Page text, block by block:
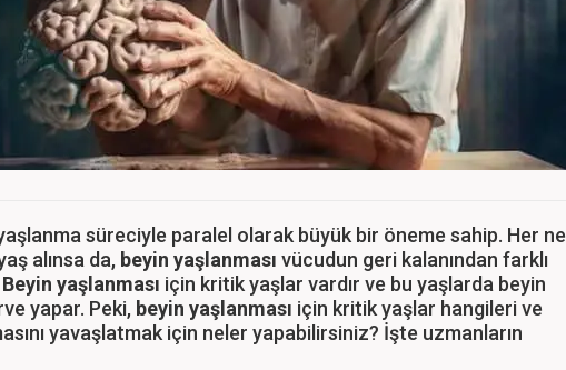
yaşlanma süreciyle paralel olarak büyük bir öneme sahip. Her ne
alınsa da, beyin yaşlanması vücudun geri kalanından farklı
Beyin yaşlanması için kritik yaşlar vardır ve bu yaşlarda beyin
yapar. Peki, beyin yaşlanması için kritik yaşlar hangileri ve
yavaşlatmak için neler yapabilirsiniz? İşte uzmanların